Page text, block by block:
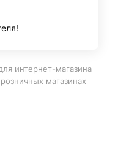
интернет-магазина
магазинах